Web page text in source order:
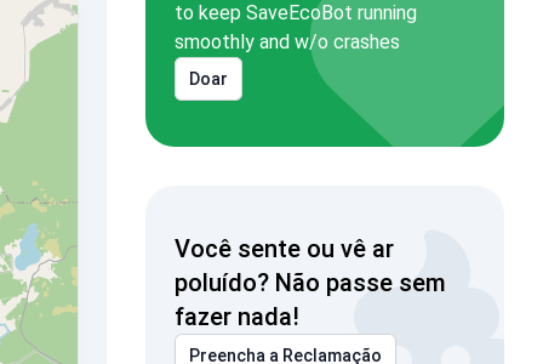
to keep SaveEcoBot running
smoothly and w/o crashes
Doar
Você sente ou vê ar
poluído? Não passe sem
fazer nada!
Preencha a Reclamação